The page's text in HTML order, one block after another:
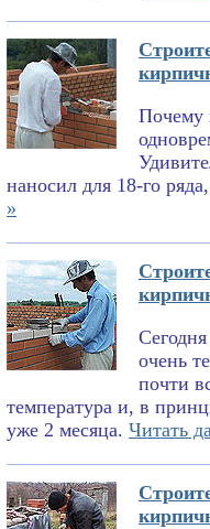
Почему
наносил для 18-го
»
очень
почти
температура и, в
уже 2 месяца. Читать